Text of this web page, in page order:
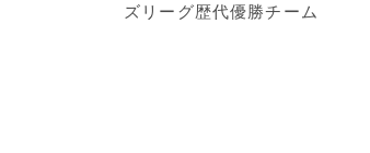
ズリーグ歴代優勝チーム